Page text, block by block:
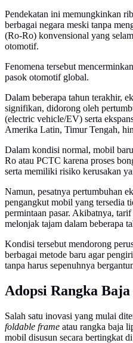
Pendekatan ini memungkinkan
berbagai negara meski tanpa
(Ro-Ro) konvensional yang
otomotif.
Fenomena tersebut
pasok otomotif global.
Dalam beberapa tahun terakhir,
signifikan, didorong oleh
(electric vehicle/EV) serta
Amerika Latin, Timur Tengah,
Dalam kondisi normal, mobil
Ro atau PCTC karena proses
serta memiliki risiko kerusakan
Namun, pesatnya pertumbuhan
pengangkut mobil yang tersedia
permintaan pasar. Akibatnya,
melonjak tajam dalam beberapa
Kondisi tersebut mendorong
berbagai metode baru agar
tanpa harus sepenuhnya
Adopsi Rangka
Salah satu inovasi yang mulai
foldable frame atau rangka baja
mobil disusun secara bertingkat